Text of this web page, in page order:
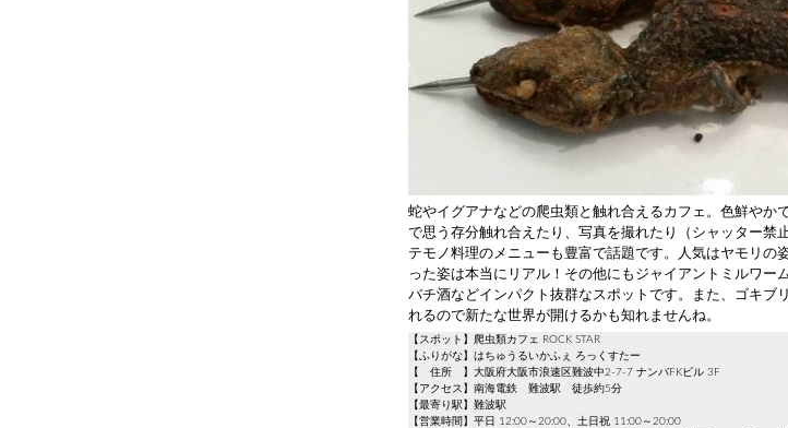
蛇やイグアナなどの爬虫類と触れ合えるカフェ。色鮮やか
で思う存分触れ合えたり、写真を撮れたり（シャッター禁
テモノ料理のメニューも豊富で話題です。人気はヤモリの
った姿は本当にリアル！その他にもジャイアントミルワー
バチ酒などインパクト抜群なスポットです。また、ゴキブ
れるので新たな世界が開けるかも知れませんね。
【スポット】爬虫類カフェ ROCK STAR
【ふりがな】はちゅうるいかふぇ ろっくすたー
【 住所 】大阪府大阪市浪速区難波中2‐7‐7 ナンバFKビル 3F
【アクセス】南海電鉄 難波駅 徒歩約5分
【最寄り駅】難波駅
【営業時間】平日 12:00～20:00、土日祝 11:00～20:00